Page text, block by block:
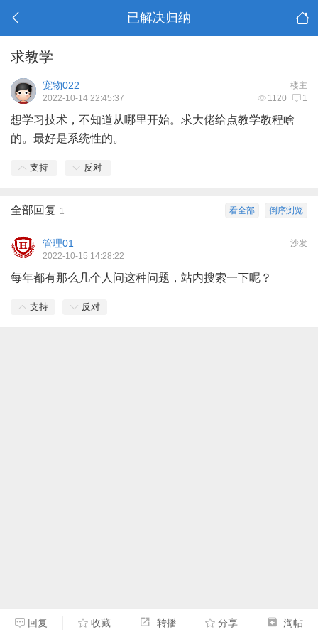
已解决归纳
求教学
楼主
宠物022
1120 1
2022-10-14 22:45:37
想学习技术，不知道从哪里开始。求大佬给点教学教程啥
的。最好是系统性的。
支持 反对
倒序浏览
看全部
全部回复 1
沙发
管理01
2022-10-15 14:28:22
每年都有那么几个人问这种问题，站内搜索一下呢？
支持 反对
回复 收藏 转播 分享 淘帖